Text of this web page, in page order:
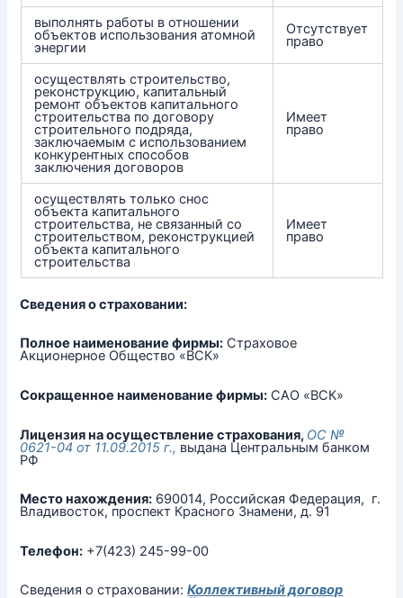
выполнять работы в отношении
объектов использования атомной
энергии
Отсутствует
право
осуществлять строительство,
реконструкцию, капитальный
ремонт объектов капитального
строительства по договору
строительного подряда,
заключаемым с использованием
конкурентных способов
заключения договоров
Имеет
право
осуществлять только снос
объекта капитального
строительства, не связанный со
строительством, реконструкцией
объекта капитального
строительства
Имеет
право
Сведения о страховании:
Полное наименование фирмы: Страховое
Акционерное Общество «ВСК»
Сокращенное наименование фирмы: САО «ВСК»
Лицензия на осуществление страхования, ОС №
0621-04 от 11.09.2015 г., выдана Центральным банком
РФ
Место нахождения: 690014, Российская Федерация, г.
Владивосток, проспект Красного Знамени, д. 91
Телефон: +7(423) 245-99-00
Сведения о страховании:Коллективный договор